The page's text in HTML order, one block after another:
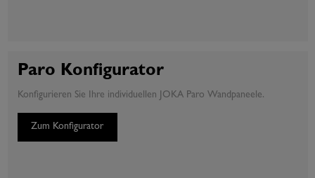
Paro Konfigurator
Konfigurieren Sie Ihre individuellen JOKA Paro Wandpaneele.
Zum Konfigurator